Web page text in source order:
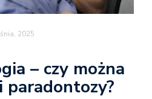
2025
– czy można